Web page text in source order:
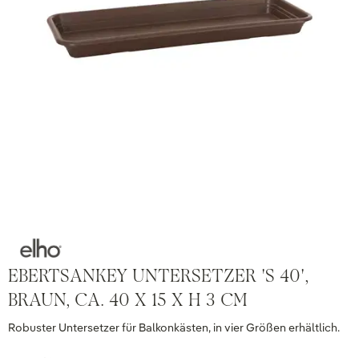
EBERTSANKEY UNTERSETZER 'S 40',
BRAUN, CA. 40 X 15 X H 3 CM
Robuster Untersetzer für Balkonkästen, in vier Größen erhältlich.